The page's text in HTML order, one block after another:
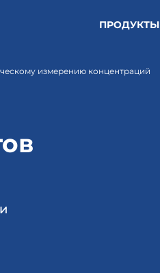
ПРОДУКТЫ
измерению концентраций